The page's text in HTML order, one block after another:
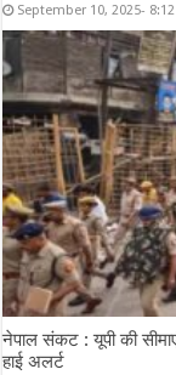
September 10, 2025- 8:12
नेपाल संकट : यूपी की
हाई अलर्ट